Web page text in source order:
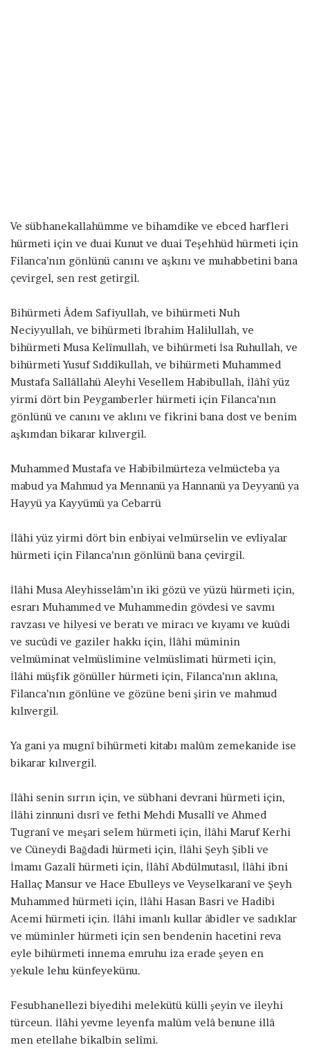
Ve sübhanekallahümme ve bihamdike ve ebced harfleri
hürmeti için ve duai Kunut ve duai Teşehhüd hürmeti için
Filanca’nın gönlünü canını ve aşkını ve muhabbetini bana
çevirgel, sen rest getirgil.
Bihürmeti Âdem Safiyullah, ve bihürmeti Nuh
Neciyyullah, ve bihürmeti İbrahim Halilullah, ve
bihürmeti Musa Kelîmullah, ve bihürmeti İsa Ruhullah, ve
bihürmeti Yusuf Sıddîkullah, ve bihürmeti Muhammed
Mustafa Sallâllahü Aleyhi Vesellem Habibullah, İlâhî yüz
yirmi dört bin Peygamberler hürmeti için Filanca’nın
gönlünü ve canını ve aklını ve fikrini bana dost ve benim
aşkımdan bikarar kılıvergil.
Muhammed Mustafa ve Habibilmürteza velmücteba ya
mabud ya Mahmud ya Mennanü ya Hannanü ya Deyyanü ya
Hayyü ya Kayyümü ya Cebarrü
İlâhi yüz yirmi dört bin enbiyai velmürselin ve evliyalar
hürmeti için Filanca’nın gönlünü bana çevirgil.
İlâhi Musa Aleyhisselâm’ın iki gözü ve yüzü hürmeti için,
esrarı Muhammed ve Muhammedin gövdesi ve savmı
ravzası ve hilyesi ve beratı ve miracı ve kıyamı ve kuûdi
ve sucûdi ve gaziler hakkı için, İlâhi müminin
velmüminat velmüslimine velmüslimati hürmeti için,
İlâhi müşfik gönüller hürmeti için, Filanca’nın aklına,
Filanca’nın gönlüne ve gözüne beni şirin ve mahmud
kılıvergil.
Ya gani ya mugnî bihürmeti kitabı malûm zemekanide ise
bikarar kılıvergil.
İlâhi senin sırrın için, ve sübhani devrani hürmeti için,
İlâhi zinnuni dısrî ve fethi Mehdi Musallî ve Ahmed
Tugranî ve meşari selem hürmeti için, İlâhi Maruf Kerhi
ve Cüneydi Bağdadi hürmeti için, İlâhi Şeyh Şibli ve
İmamı Gazalî hürmeti için, İlâhî Abdülmutasıl, İlâhi ibni
Hallaç Mansur ve Hace Ebulleys ve Veyselkaranî ve Şeyh
Muhammed hürmeti için, İlâhi Hasan Basri ve Hadibi
Acemi hürmeti için. İlâhi imanlı kullar âbidler ve sadıklar
ve müminler hürmeti için sen bendenin hacetini reva
eyle bihürmeti innema emruhu iza erade şeyen en
yekule lehu künfeyekünu.
Fesubhanellezi biyedihi melekütü külli şeyin ve ileyhi
türceun. İlâhi yevme leyenfa malûm velâ benune illâ
men etellahe bikalbin selîmi.